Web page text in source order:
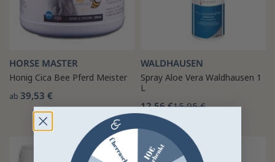
HORSE MASTER
Honig Cica Bee Pferd Meister
ab 39,53 €
WALDHAUSEN
Spray Aloe Vera Waldhausen 1
L
12,56 €15,95 €